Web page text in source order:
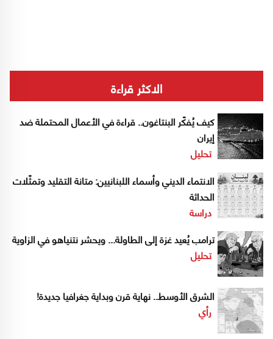
الاكثر قراءة
كيف يُفكّر البنتاغون.. قراءة في الأعمال المحتملة ضد
إيران
تحليل
الانتماء الديني وأسماء اللبنانيين: متانة التقليد وتمثّلات
الحداثة
دراسة
ترامب يُعيد غزة إلى الطاولة... ويحشر نتنياهو في الزاوية
تحليل
الشرق الأوسط.. نهاية قرن وبداية جغرافيا جديدة!
رأي